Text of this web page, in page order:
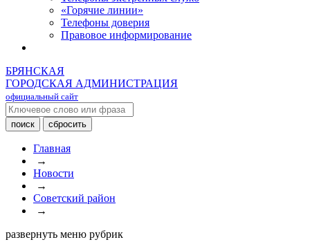
«Горячие линии»
Телефоны доверия
Правовое информирование
БРЯНСКАЯ
ГОРОДСКАЯ АДМИНИСТРАЦИЯ
официальный сайт
Главная
→
Новости
→
Советский район
→
развернуть меню рубрик